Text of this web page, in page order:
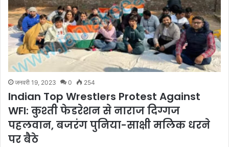
जनवरी 19, 2023 0 254
Indian Top Wrestlers Protest Against
WFI: कुश्ती फेडरेशन से नाराज दिग्गज
पहलवान, बजरंग पुनिया-साक्षी मलिक धरने
पर बैठे